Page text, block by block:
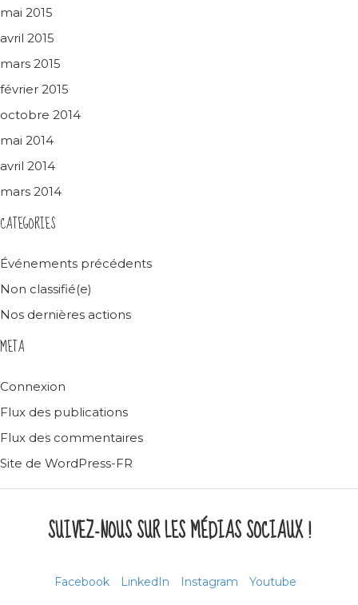
mai 2015
avril 2015
mars 2015
février 2015
octobre 2014
mai 2014
avril 2014
mars 2014
CATEGORIES
Événements précédents
Non classifié(e)
Nos dernières actions
META
Connexion
Flux des publications
Flux des commentaires
Site de WordPress-FR
SUIVEZ-NOUS SUR LES MÉDIAS SOCIAUX !
Facebook LinkedIn Instagram Youtube